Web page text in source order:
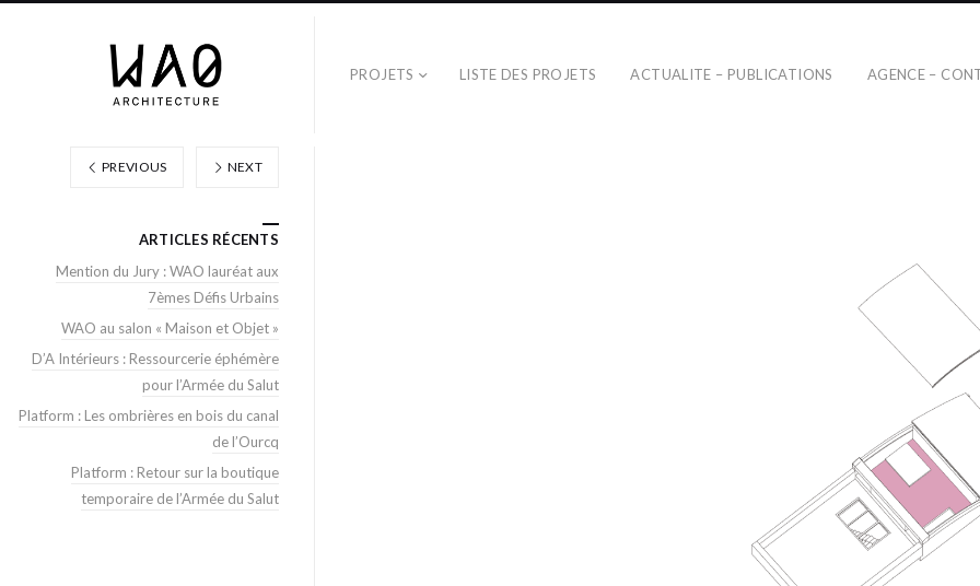
PROJETS LISTE DES PROJETS ACTUALITE – PUBLICATIONS AGENCE –
PREVIOUS NEXT
ARTICLES RÉCENTS
Mention du Jury : WAO lauréat aux
7èmes Défis Urbains
WAO au salon « Maison et Objet »
D’A Intérieurs : Ressourcerie éphémère
pour l’Armée du Salut
Platform : Les ombrières en bois du canal
de l’Ourcq
Platform : Retour sur la boutique
temporaire de l’Armée du Salut